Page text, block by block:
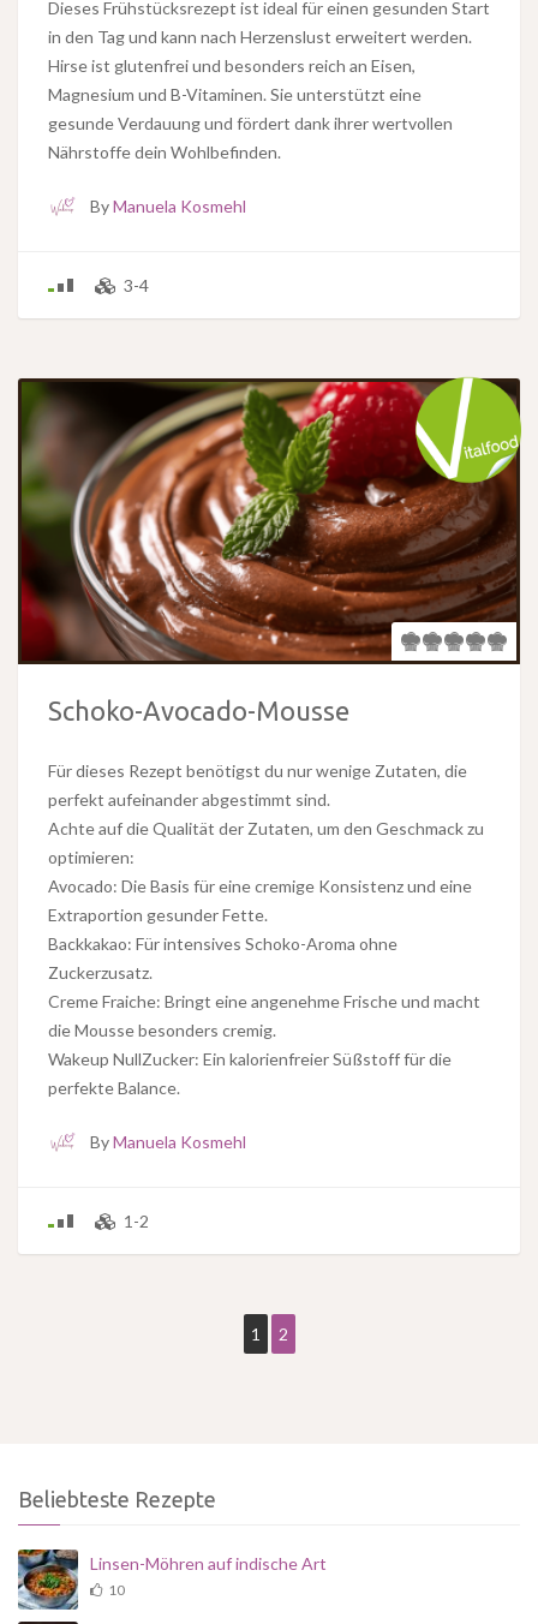
Dieses Frühstücksrezept ist ideal für einen gesunden Start
in den Tag und kann nach Herzenslust erweitert werden.
Hirse ist glutenfrei und besonders reich an Eisen,
Magnesium und B-Vitaminen. Sie unterstützt eine
gesunde Verdauung und fördert dank ihrer wertvollen
Nährstoffe dein Wohlbefinden.
ByManuela Kosmehl
3-4
Schoko-Avocado-Mousse
Für dieses Rezept benötigst du nur wenige Zutaten, die
perfekt aufeinander abgestimmt sind.
Achte auf die Qualität der Zutaten, um den Geschmack zu
optimieren:
Avocado: Die Basis für eine cremige Konsistenz und eine
Extraportion gesunder Fette.
Backkakao: Für intensives Schoko-Aroma ohne
Zuckerzusatz.
Creme Fraiche: Bringt eine angenehme Frische und macht
die Mousse besonders cremig.
Wakeup NullZucker: Ein kalorienfreier Süßstoff für die
perfekte Balance.
ByManuela Kosmehl
1-2
1 2
Beliebteste Rezepte
Linsen-Möhren auf indische Art
10